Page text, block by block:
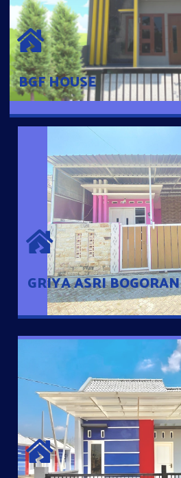
BGF HOUSE
BGF HOUSE
Hunian Mewah Pusat Kota dengan fasilitas
Parkir Mobil dengan 3 Kamar Tidur dan 2
GRIYA ASRI BOGORAN
GRIYA ASRI BOGORAN
Desain Modern Minimalis dengan
Sehingga Memudahkan Penghuni
dengan Ponsel
SURYA MADANI SATU
Satu-satunya Hunian nyaman dengan
jutaan dengan lokasi strategis di Tuban